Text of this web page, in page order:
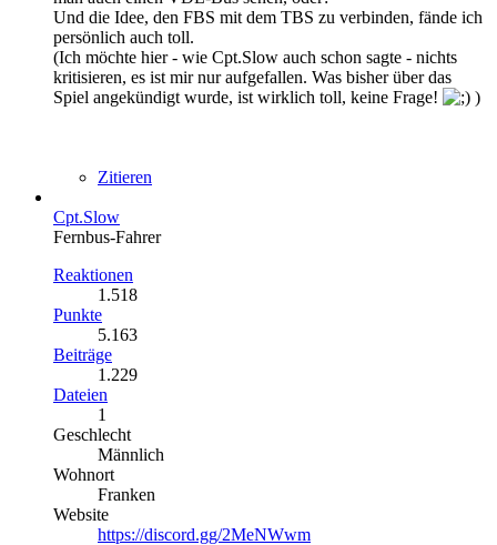
Und die Idee, den FBS mit dem TBS zu verbinden, fände ich
persönlich auch toll.
(Ich möchte hier - wie Cpt.Slow auch schon sagte - nichts
kritisieren, es ist mir nur aufgefallen. Was bisher über das
Spiel angekündigt wurde, ist wirklich toll, keine Frage!
)
Zitieren
Cpt.Slow
Fernbus-Fahrer
Reaktionen
1.518
Punkte
5.163
Beiträge
1.229
Dateien
1
Geschlecht
Männlich
Wohnort
Franken
Website
https://discord.gg/2MeNWwm